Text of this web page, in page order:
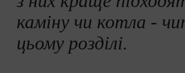
каміну чи котла -
цьому розділі.